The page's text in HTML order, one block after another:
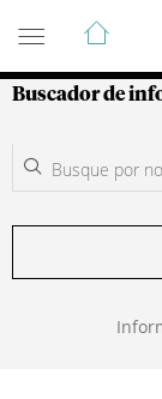
Guía de
Buscador de